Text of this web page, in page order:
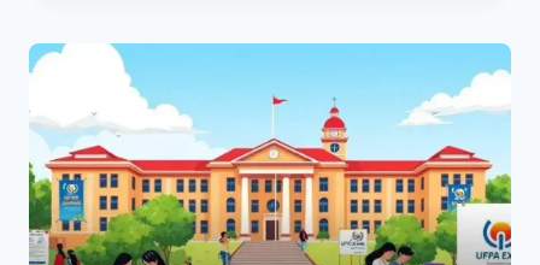
QUE
RESULTADOS
SURPREENDENTES